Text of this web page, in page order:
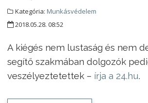
Kategória: Munkásvédelem
2018.05.28. 08:52
A kiégés nem lustaság és nem
segítő szakmában dolgozók
veszélyeztetettek – írja a 24.hu.